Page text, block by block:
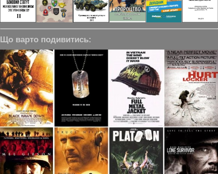
Що варто подивитись: